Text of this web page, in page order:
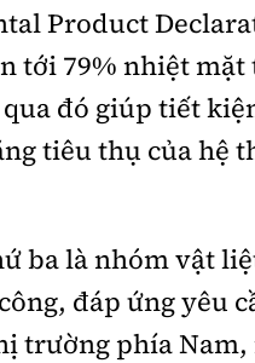
Product
tới 79% nhiệt
đó giúp tiết
tiêu thụ của hệ
ba là nhóm vật
đáp ứng yêu
trường phía Nam,